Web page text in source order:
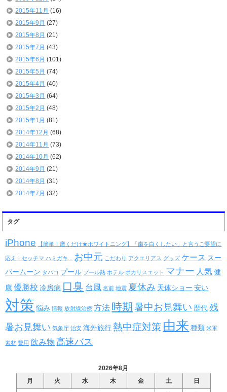
2015年11月 (16)
2015年9月 (27)
2015年8月 (21)
2015年7月 (43)
2015年6月 (101)
2015年5月 (74)
2015年4月 (40)
2015年3月 (64)
2015年2月 (48)
2015年1月 (81)
2014年12月 (68)
2014年11月 (73)
2014年10月 (62)
2014年9月 (21)
2014年8月 (31)
2014年7月 (32)
タグ
iPhone 【簡単！磨くだけ★ホワイトニング】「歯を白くしたい」と言うご要望に
応え！セッチマ ハミガキ... お中元 こだわり アクエリアス グッズ ケース スー
パームーン タバコ プール プール熱 ホテル ポカリスエット マナー 人気 健
康 優勝校 冷房病 口臭 台風 名前 地震 夏休み 天体ショー 安い
対策 悩み 情報 放射線治療 方法 時期 暑中お見舞い 歴代 残
暑お見舞い 気象庁 治安 海外旅行 熱中症対策 由来 種類 米軍
素材 費用 飲み物 高速バス
2026年8月
月
火 水 木 金 土 日